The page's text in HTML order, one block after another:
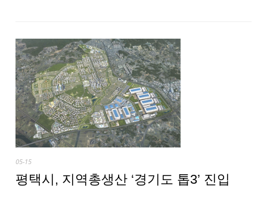
05-15
평택시, 지역총생산 ‘경기도 톱3’ 진입